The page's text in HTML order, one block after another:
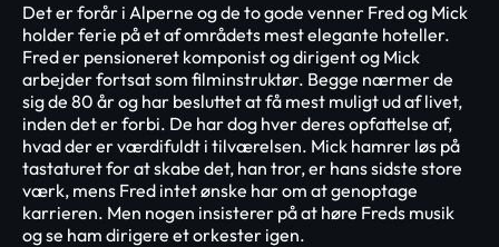
Det er forår i Alperne og de to gode venner Fred og Mick
holder ferie på et af områdets mest elegante hoteller.
Fred er pensioneret komponist og dirigent og Mick
arbejder fortsat som filminstruktør. Begge nærmer de
sig de 80 år og har besluttet at få mest muligt ud af livet,
inden det er forbi. De har dog hver deres opfattelse af,
hvad der er værdifuldt i tilværelsen. Mick hamrer løs på
tastaturet for at skabe det, han tror, er hans sidste store
værk, mens Fred intet ønske har om at genoptage
karrieren. Men nogen insisterer på at høre Freds musik
og se ham dirigere et orkester igen.